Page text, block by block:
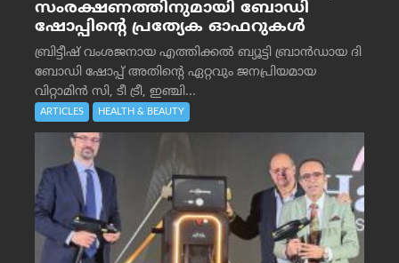
സംരക്ഷണത്തിനുമായി ബോഡി
ഷോപ്പിന്റെ പ്രത്യേക ഓഫറുകൾ
ബ്രിട്ടീഷ് വംശജനായ എത്തിക്കൽ ബ്യൂട്ടി ബ്രാൻഡായ ദി
ബോഡി ഷോപ്പ് അതിന്റെ ഏറ്റവും ജനപ്രിയമായ
വിറ്റാമിൻ സി, ടീ ട്രീ, ഇഞ്ചി...
ARTICLES HEALTH & BEAUTY